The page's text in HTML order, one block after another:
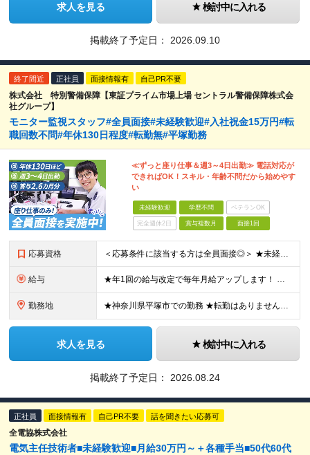
求人を見る 検討中に入れる
掲載終了予定日： 2026.09.10
終了間近 正社員 面接情報有 自己PR不要
株式会社 特別警備保障【東証プライム市場上場 セントラル警備保障株式会
社グループ】
モニター監視スタッフ#全員面接#未経験歓迎#入社祝金15万円#転
職回数不問#年休130日程度#転勤無#平塚勤務
≪ずっと座り仕事＆週3～4日出勤≫ 電話対応が
できればOK！スキル・年齢不問だから始めやす
い
未経験歓迎 学歴不問 ベテランOK
完全週休2日 賞与複数月 面接1回
応募資格 ＜応募条件に該当する方は全員面接◎＞ ★未経験・第二新卒大歓迎！ ★社会人＆正社員デビューを実現できます！ ◆学歴不問 ◆65歳未満の方（定年年齢を上限とするため） ◆転職回数・ブランク不問 ≪人
給与 ★年1回の給与改定で毎年月給アップします！ ★家族・夜勤・深夜・健診など多彩な各種手当をご用意！ 月給22万1,000円～23万6,000円＋残業手当＋その他手当 ※上記は最低保証額です。年1回の給
勤務地 ★神奈川県平塚市での勤務 ★転勤はありません！ ★車・バイク通勤OK ≪本社≫ 神奈川県平塚市四之宮2-14-52 (変更の範囲)上記を除く当社関連勤務地
求人を見る 検討中に入れる
掲載終了予定日： 2026.08.24
正社員 面接情報有 自己PR不要 話を聞きたい応募可
全電協株式会社
電気主任技術者■未経験歓迎■月給30万円～＋各種手当■50代60代